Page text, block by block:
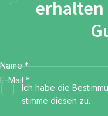
erhalten
Name *
E-Mail *
Ich habe die
stimme diesen zu.